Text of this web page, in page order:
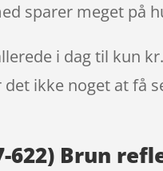
sparer meget på
i dag til kun
ikke noget at få
622) Brun